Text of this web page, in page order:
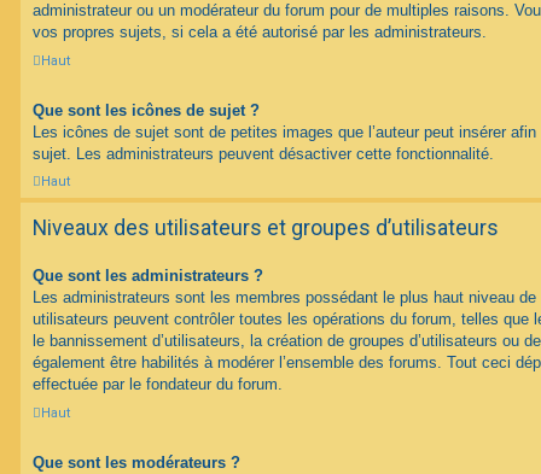
administrateur ou un modérateur du forum pour de multiples raisons.
vos propres sujets, si cela a été autorisé par les administrateurs.
Haut
Que sont les icônes de sujet ?
Les icônes de sujet sont de petites images que l’auteur peut insérer
sujet. Les administrateurs peuvent désactiver cette fonctionnalité.
Haut
Niveaux des utilisateurs et groupes d’utilisateurs
Que sont les administrateurs ?
Les administrateurs sont les membres possédant le plus haut niveau
utilisateurs peuvent contrôler toutes les opérations du forum, telles que
le bannissement d’utilisateurs, la création de groupes d’utilisateurs ou
également être habilités à modérer l’ensemble des forums. Tout ceci
effectuée par le fondateur du forum.
Haut
Que sont les modérateurs ?